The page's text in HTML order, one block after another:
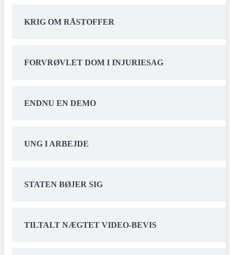
KRIG OM RÅSTOFFER
FORVRØVLET DOM I INJURIESAG
ENDNU EN DEMO
UNG I ARBEJDE
STATEN BØJER SIG
TILTALT NÆGTET VIDEO-BEVIS